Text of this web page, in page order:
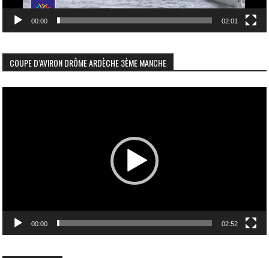
00:00 02:01
COUPE D’AVIRON DRÔME ARDÈCHE 3ÈME MANCHE
00:00 02:52